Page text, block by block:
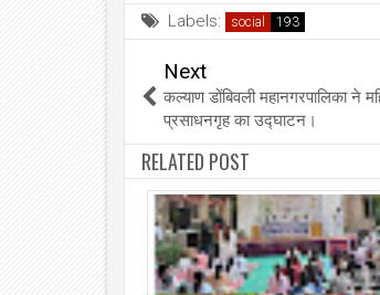
Labels: social
Next
कल्याण डोंबिवली महानगरपालिका ने
प्रसाधनगृह का उद्घाटन।
RELATED POST